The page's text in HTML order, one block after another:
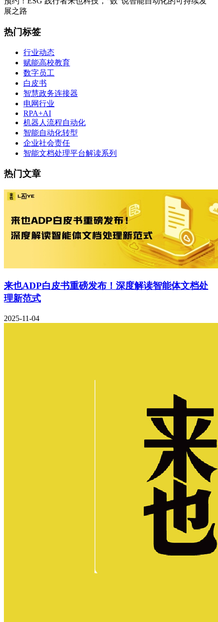
展之路
热门标签
行业动态
赋能高校教育
数字员工
白皮书
智慧政务连接器
电网行业
RPA+AI
机器人流程自动化
智能自动化转型
企业社会责任
智能文档处理平台解读系列
热门文章
来也ADP白皮书重磅发布！深度解读智能体文档处
理新范式
2025-11-04